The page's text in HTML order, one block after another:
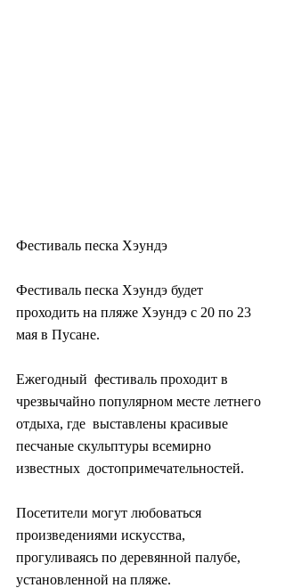
Фестиваль песка Хэундэ
Фестиваль песка Хэундэ будет
проходить на пляже Хэундэ с 20 по 23
мая в Пусане.
Ежегодный  фестиваль проходит в
чрезвычайно популярном месте летнего
отдыха, где  выставлены красивые
песчаные скульптуры всемирно
известных  достопримечательностей.
Посетители могут любоваться
произведениями искусства,
прогуливаясь по деревянной палубе,
установленной на пляже.